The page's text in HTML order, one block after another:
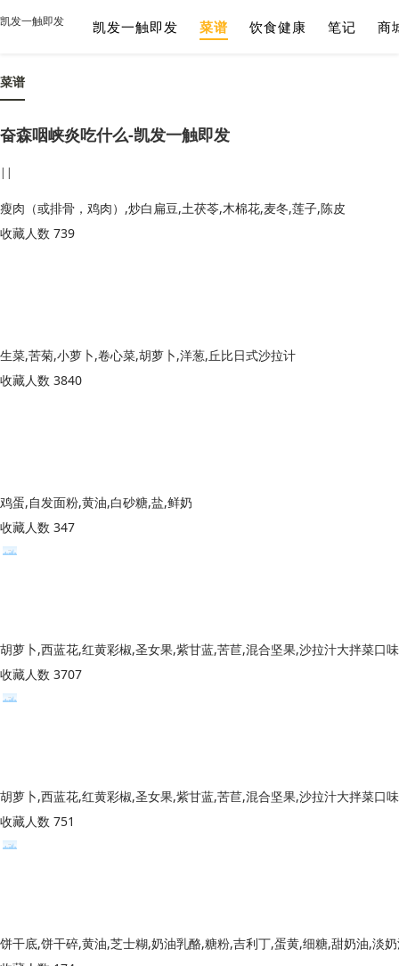
凯发一触即发 凯发一触即发 菜谱 饮食健康 笔记 商
菜谱
奋森咽峡炎吃什么-凯发一触即发
||
瘦肉（或排骨，鸡肉）,炒白扁豆,土茯苓,木棉花,麦冬,莲子,陈皮
收藏人数 739
生菜,苦菊,小萝卜,卷心菜,胡萝卜,洋葱,丘比日式沙拉计
收藏人数 3840
鸡蛋,自发面粉,黄油,白砂糖,盐,鲜奶
收藏人数 347
胡萝卜,西蓝花,红黄彩椒,圣女果,紫甘蓝,苦苣,混合坚果,沙拉汁大拌菜口味
收藏人数 3707
胡萝卜,西蓝花,红黄彩椒,圣女果,紫甘蓝,苦苣,混合坚果,沙拉汁大拌菜口味
收藏人数 751